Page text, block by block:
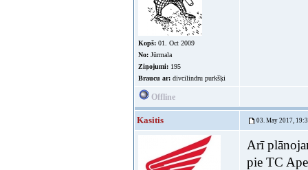
Kopš: 01. Oct 2009
No: Jūrmala
Ziņojumi: 195
Braucu ar: divcilindru purkšķi
Offline
Kasitis 03. May 2017,
Arī
pie TC